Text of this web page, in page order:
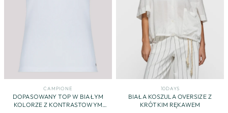
CAMPIONE
DOPASOWANY TOP W BIAŁYM
KOLORZE Z KONTRASTOWYM
10DAYS
BIAŁA KOSZULA OVERSIZE Z
KRÓTKIM RĘKAWEM